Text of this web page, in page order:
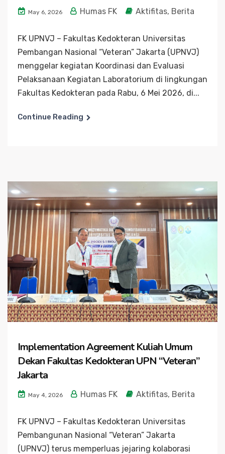
May 6, 2026 Humas FK Aktifitas, Berita
FK UPNVJ – Fakultas Kedokteran Universitas
Pembangan Nasional “Veteran” Jakarta (UPNVJ)
menggelar kegiatan Koordinasi dan Evaluasi
Pelaksanaan Kegiatan Laboratorium di lingkungan
Fakultas Kedokteran pada Rabu, 6 Mei 2026, di...
Continue Reading
Implementation Agreement Kuliah Umum
Dekan Fakultas Kedokteran UPN “Veteran”
Jakarta
May 4, 2026 Humas FK Aktifitas, Berita
FK UPNVJ – Fakultas Kedokteran Universitas
Pembangunan Nasional “Veteran” Jakarta
(UPNVJ) terus memperluas jejaring kolaborasi